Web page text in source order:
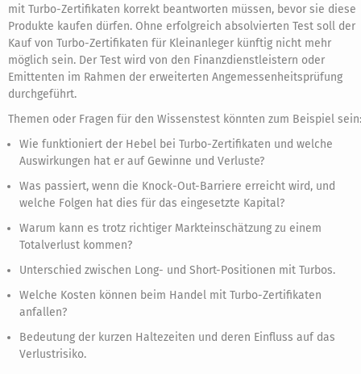
mit Turbo-Zertifikaten korrekt beantworten müssen, bevor sie diese
Produkte kaufen dürfen. Ohne erfolgreich absolvierten Test soll der
Kauf von Turbo-Zertifikaten für Kleinanleger künftig nicht mehr
möglich sein. Der Test wird von den Finanzdienstleistern oder
Emittenten im Rahmen der erweiterten Angemessenheitsprüfung
durchgeführt.
Themen oder Fragen für den Wissenstest könnten zum Beispiel sein:
Wie funktioniert der Hebel bei Turbo-Zertifikaten und welche
Auswirkungen hat er auf Gewinne und Verluste?
Was passiert, wenn die Knock-Out-Barriere erreicht wird, und
welche Folgen hat dies für das eingesetzte Kapital?
Warum kann es trotz richtiger Markteinschätzung zu einem
Totalverlust kommen?
Unterschied zwischen Long- und Short-Positionen mit Turbos.
Welche Kosten können beim Handel mit Turbo-Zertifikaten
anfallen?
Bedeutung der kurzen Haltezeiten und deren Einfluss auf das
Verlustrisiko.